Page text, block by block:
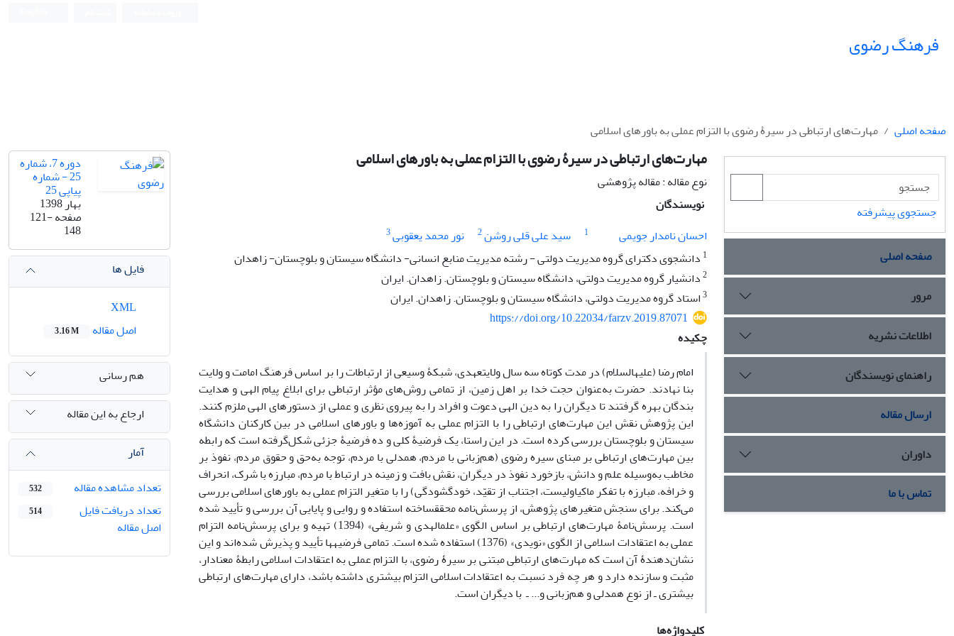
فرهنگ رضوی
صفحه اصلی مهارت‌های ارتباطی در سیرۀ رضوی با التزام عملی به باورهای اسلامی
مهارت‌های ارتباطی در سیرۀ رضوی با التزام عملی به باورهای اسلامی
نوع مقاله : مقاله پژوهشی
نویسندگان
احسان نامدار جویمی
1 سید علی قلی روشن2 نور محمد یعقوبی3
1 دانشجوی دکترای گروه مدیریت دولتی - رشته مدیریت منابع انسانی- دانشگاه سیستان و بلوچستان- زاهدان
2دانشیار گروه مدیریت دولتی، دانشگاه سیستان و بلوچستان. زاهدان. ایران
3استاد گروه مدیریت دولتی، دانشگاه سیستان و بلوچستان. زاهدان. ایران
https://doi.org/10.22034/farzv.2019.87071
چکیده
امام‎ رضا (علیه‎السلام) در مدت کوتاه سه سال ولایتعهدی، شبکۀ وسیعی از ارتباطات را بر اساس فرهنگ امامت و ولایت
بنا نهادند. حضرت به‌عنوان حجت خدا بر اهل زمین، از تمامی روش‌های مؤثر ارتباطی برای ابلاغ پیام الهی و هدایت
بندگان بهره گرفتند تا دیگران را به دین الهی دعوت و افراد را به پیروی نظری و عملی از دستورهای الهی ملزم کنند.
این پژوهش نقش این مهارت‌های ارتباطی را با التزام عملی به آموزه‌ها و باورهای اسلامی در بین کارکنان دانشگاه
سیستان و بلوچستان بررسی کرده است. در این راستا، یک فرضیۀ کلی و ده فرضیۀ جزئی شکل‌گرفته است که رابطه
بین مهارت‌های ارتباطی بر مبنای سیره رضوی (هم‌زبانی با مردم، همدلی با مردم، توجه به‌حق و حقوق مردم، نفوذ بر
مخاطب به‌وسیله علم و دانش، بازخورد نفوذ در دیگران، نقش بافت و زمینه در ارتباط با مردم، مبارزه با شرک، انحراف
و خرافه، مبارزه با تفکر ماکیاولیست، اجتناب از تقیّد، خودگشودگی) را با متغیر التزام عملی به باورهای اسلامی بررسی
می‌کند. برای سنجش متغیرهای پژوهش، از پرسش‌نامه محقق‎ساخته استفاده و روایی و پایایی آن بررسی و تأیید شده
است. پرسش‌نامۀ مهارت‌های ارتباطی بر اساس الگوی «علم‎الهدی و شریفی» (1394) تهیه و برای پرسش‌نامه التزام
عملی به اعتقادات اسلامی از الگوی «نویدی» (1376) استفاده ‌شده است. تمامی فرضیه‎ها تأیید و پذیرش شده‌اند و این
نشان‌دهندۀ آن است که مهارت‌های ارتباطی مبتنی بر سیرۀ رضوی، با التزام عملی به اعتقادات اسلامی رابطۀ معنادار،
مثبت و سازنده دارد و هر چه فرد نسبت به اعتقادات اسلامی التزام بیشتری داشته باشد، دارای مهارت‌های ارتباطی
بیشتری ـ از نوع همدلی و هم‌زبانی و... ـ با دیگران است.
کلیدواژه‌ها
دوره 7، شماره
25 - شماره
پیاپی 25
بهار 1398
صفحه121-
148
فایل ها
اصل مقاله
3.16 M
هم رسانی
ارجاع به این مقاله
آمار
تعداد مشاهده مقاله
532
تعداد دریافت فایل
اصل مقاله
514
جستجوی پیشرفته
صفحه اصلی
مرور
اطلاعات نشریه
راهنمای نویسندگان
ارسال مقاله
داوران
تماس با ما